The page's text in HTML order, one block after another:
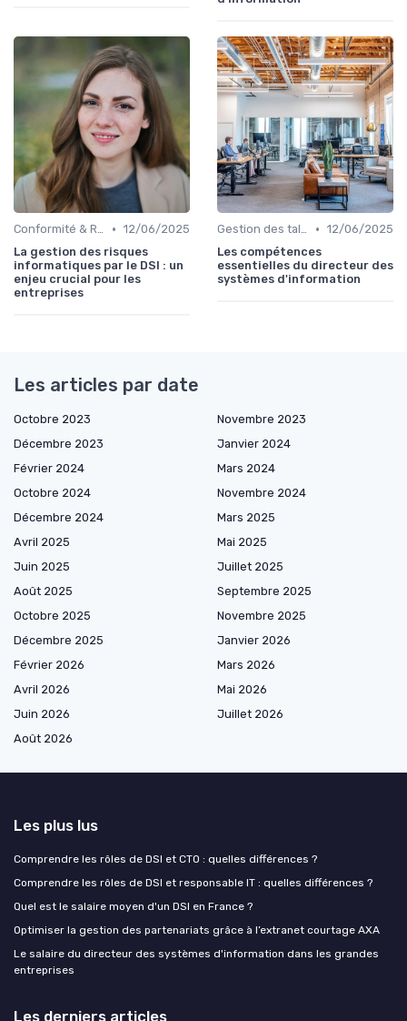
Conformité & Réglementations • 12/06/2025
La gestion des risques
informatiques par le DSI : un
enjeu crucial pour les
entreprises
Gestion des talents IT • 12/06/2025
Les compétences
essentielles du directeur des
systèmes d'information
Les articles par date
Octobre 2023
Novembre 2023
Décembre 2023
Janvier 2024
Février 2024
Mars 2024
Octobre 2024
Novembre 2024
Décembre 2024
Mars 2025
Avril 2025
Mai 2025
Juin 2025
Juillet 2025
Août 2025
Septembre 2025
Octobre 2025
Novembre 2025
Décembre 2025
Janvier 2026
Février 2026
Mars 2026
Avril 2026
Mai 2026
Juin 2026
Juillet 2026
Août 2026
Les plus lus
Comprendre les rôles de DSI et CTO : quelles différences ?
Comprendre les rôles de DSI et responsable IT : quelles différences ?
Quel est le salaire moyen d'un DSI en France ?
Optimiser la gestion des partenariats grâce à l’extranet courtage AXA
Le salaire du directeur des systèmes d'information dans les grandes
entreprises
Les derniers articles